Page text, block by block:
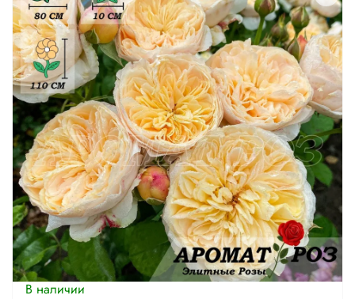
В наличии